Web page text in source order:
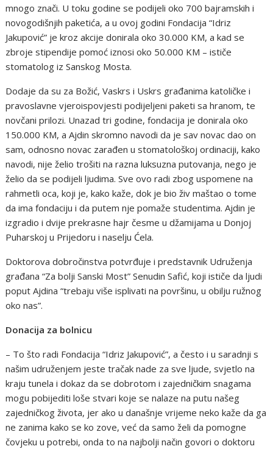
mnogo znači. U toku godine se podijeli oko 700 bajramskih i
novogodišnjih paketića, a u ovoj godini Fondacija “Idriz
Jakupović” je kroz akcije donirala oko 30.000 KM, a kad se
zbroje stipendije pomoć iznosi oko 50.000 KM – ističe
stomatolog iz Sanskog Mosta.
Dodaje da su za Božić, Vaskrs i Uskrs građanima katoličke i
pravoslavne vjeroispovjesti podijeljeni paketi sa hranom, te
novčani prilozi. Unazad tri godine, fondacija je donirala oko
150.000 KM, a Ajdin skromno navodi da je sav novac dao on
sam, odnosno novac zarađen u stomatološkoj ordinaciji, kako
navodi, nije želio trošiti na razna luksuzna putovanja, nego je
želio da se podijeli ljudima. Sve ovo radi zbog uspomene na
rahmetli oca, koji je, kako kaže, dok je bio živ maštao o tome
da ima fondaciju i da putem nje pomaže studentima. Ajdin je
izgradio i dvije prekrasne hajr česme u džamijama u Donjoj
Puharskoj u Prijedoru i naselju Ćela.
Doktorova dobročinstva potvrđuje i predstavnik Udruženja
građana “Za bolji Sanski Most” Senudin Safić, koji ističe da ljudi
poput Ajdina “trebaju više isplivati na površinu, u obilju ružnog
oko nas”.
Donacija za bolnicu
– To što radi Fondacija “Idriz Jakupović”, a često i u saradnji s
našim udruženjem jeste tračak nade za sve ljude, svjetlo na
kraju tunela i dokaz da se dobrotom i zajedničkim snagama
mogu pobijediti loše stvari koje se nalaze na putu našeg
zajedničkog života, jer ako u današnje vrijeme neko kaže da ga
ne zanima kako se ko zove, već da samo želi da pomogne
čovjeku u potrebi, onda to na najbolji način govori o doktoru